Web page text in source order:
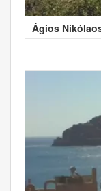
Ágios